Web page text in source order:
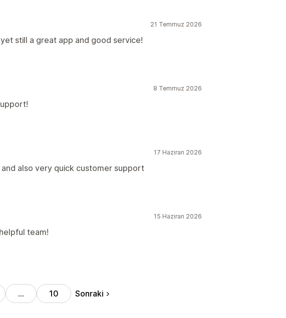
21 Temmuz 2026
still a great app and good service!
8 Temmuz 2026
17 Haziran 2026
also very quick customer support
15 Haziran 2026
team!
… 10 Sonraki